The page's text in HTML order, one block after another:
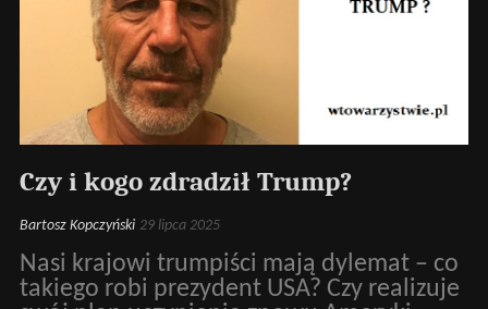
Czy i kogo zdradził Trump?
Bartosz Kopczyński 29 lipca 2025
Nasi krajowi trumpiści mają dylemat – co
takiego robi prezydent USA? Czy realizuje